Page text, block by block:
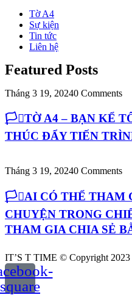
Tờ A4
Sự kiện
Tin tức
Liên hệ
Featured Posts
Tháng 3 19, 20240 Comments
🏳️‍⚧️TỜ A4 – BẠN KỂ
THÚC ĐẨY TIẾN
Tháng 3 19, 20240 Comments
🏳️‍⚧️AI CÓ THỂ THAM
CHUYỆN TRONG
THAM GIA CHIA SẺ
IT’S T TIME © Copyright 2023
square